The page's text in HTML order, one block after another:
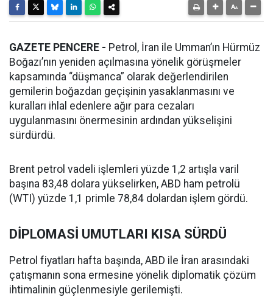
GAZETE PENCERE - Petrol, İran ile Umman’ın Hürmüz
Boğazı’nın yeniden açılmasına yönelik görüşmeler
kapsamında “düşmanca” olarak değerlendirilen
gemilerin boğazdan geçişinin yasaklanmasını ve
kuralları ihlal edenlere ağır para cezaları
uygulanmasını önermesinin ardından yükselişini
sürdürdü.
Brent petrol vadeli işlemleri yüzde 1,2 artışla varil
başına 83,48 dolara yükselirken, ABD ham petrolü
(WTI) yüzde 1,1 primle 78,84 dolardan işlem gördü.
DİPLOMASİ UMUTLARI KISA SÜRDÜ
Petrol fiyatları hafta başında, ABD ile İran arasındaki
çatışmanın sona ermesine yönelik diplomatik çözüm
ihtimalinin güçlenmesiyle gerilemişti.